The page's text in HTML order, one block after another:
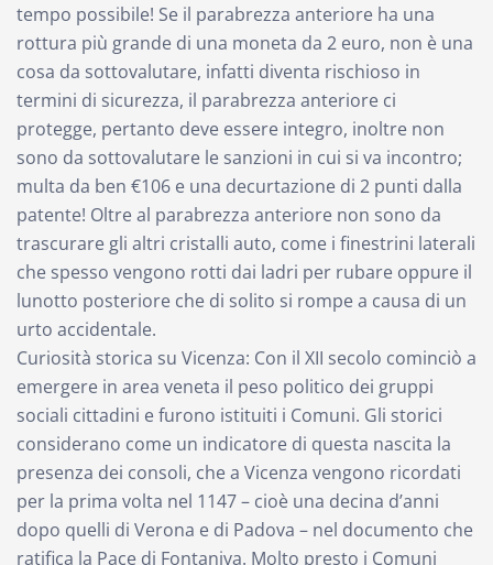
tempo possibile! Se il parabrezza anteriore ha una
rottura più grande di una moneta da 2 euro, non è una
cosa da sottovalutare, infatti diventa rischioso in
termini di sicurezza, il parabrezza anteriore ci
protegge, pertanto deve essere integro, inoltre non
sono da sottovalutare le sanzioni in cui si va incontro;
multa da ben €106 e una decurtazione di 2 punti dalla
patente! Oltre al parabrezza anteriore non sono da
trascurare gli altri cristalli auto, come i finestrini laterali
che spesso vengono rotti dai ladri per rubare oppure il
lunotto posteriore che di solito si rompe a causa di un
urto accidentale.
Curiosità storica su Vicenza: Con il XII secolo cominciò a
emergere in area veneta il peso politico dei gruppi
sociali cittadini e furono istituiti i Comuni. Gli storici
considerano come un indicatore di questa nascita la
presenza dei consoli, che a Vicenza vengono ricordati
per la prima volta nel 1147 – cioè una decina d’anni
dopo quelli di Verona e di Padova – nel documento che
ratifica la Pace di Fontaniva. Molto presto i Comuni